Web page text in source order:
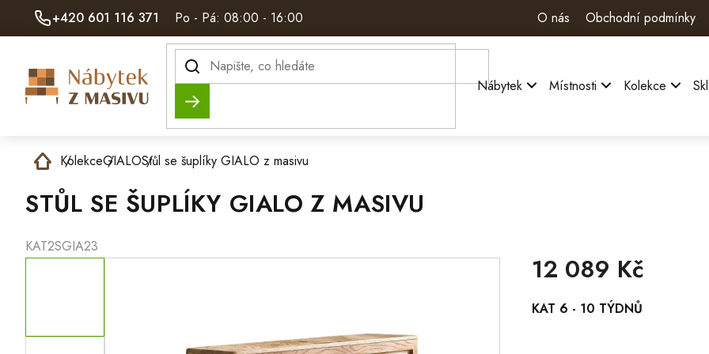
+420 601 116 371 Po - Pá: 08:00 - 16:00 O nás Obchodní podmínky
Hledat Nábytek Místnosti Kolekce
DomůKolekceGIALOStůl se šuplíky GIALO z masivu
STŮL SE ŠUPLÍKY GIALO Z MASIVU
KAT2SGIA23
12 089 Kč
Měrná
cena:
KAT 6 - 10 TÝDNŮ